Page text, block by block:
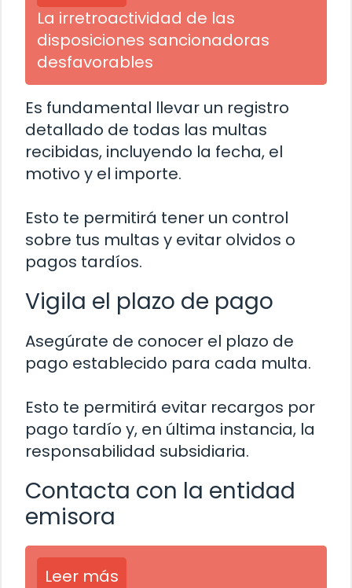
La irretroactividad de las
disposiciones sancionadoras
desfavorables
Es fundamental llevar un registro
detallado de todas las multas
recibidas, incluyendo la fecha, el
motivo y el importe.
Esto te permitirá tener un control
sobre tus multas y evitar olvidos o
pagos tardíos.
Vigila el plazo de pago
Asegúrate de conocer el plazo de
pago establecido para cada multa.
Esto te permitirá evitar recargos por
pago tardío y, en última instancia, la
responsabilidad subsidiaria.
Contacta con la entidad
emisora
Leer más